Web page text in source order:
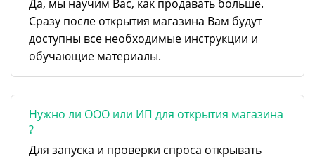
Да, мы научим Вас, как продавать больше.
Сразу после открытия магазина Вам будут
доступны все необходимые инструкции и
обучающие материалы.
Нужно ли ООО или ИП для открытия магазина
?
Для запуска и проверки спроса открывать